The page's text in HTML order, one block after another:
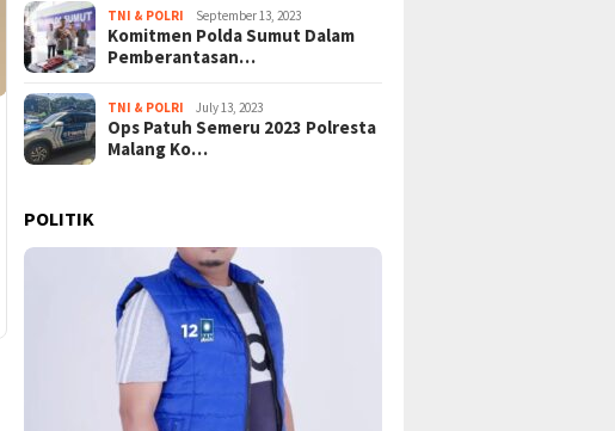
TNI & POLRI September 13, 2023
Komitmen Polda Sumut Dalam
Pemberantasan…
TNI & POLRI July 13, 2023
Ops Patuh Semeru 2023 Polresta
Malang Ko…
POLITIK